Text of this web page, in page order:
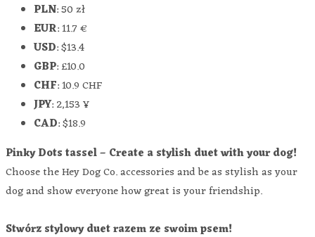
PLN:50 zł
EUR:11.7 €
USD:$13.4
GBP:£10.0
CHF:10.9 CHF
JPY:2,153 ¥
CAD:$18.9
Pinky Dots tassel – Create a stylish duet with your dog!
Choose the Hey Dog Co. accessories and be as stylish as your
dog and show everyone how great is your friendship.
Stwórz stylowy duet razem ze swoim psem!